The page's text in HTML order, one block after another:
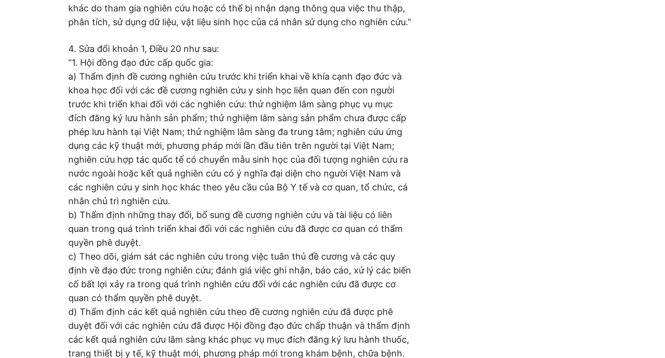
khác do tham gia nghiên cứu hoặc có thể bị nhận dạng thông qua việc thu thập,
phân tích, sử dụng dữ liệu, vật liệu sinh học của cá nhân sử dụng cho nghiên cứu.”
4. Sửa đổi khoản 1, Điều 20 như sau:
“1. Hội đồng đạo đức cấp quốc gia:
a) Thẩm định đề cương nghiên cứu trước khi triển khai về khía cạnh đạo đức và
khoa học đối với các đề cương nghiên cứu y sinh học liên quan đến con người
trước khi triển khai đối với các nghiên cứu: thử nghiệm lâm sàng phục vụ mục
đích đăng ký lưu hành sản phẩm; thử nghiệm lâm sàng sản phẩm chưa được cấp
phép lưu hành tại Việt Nam; thử nghiệm lâm sàng đa trung tâm; nghiên cứu ứng
dụng các kỹ thuật mới, phương pháp mới lần đầu tiên trên người tại Việt Nam;
nghiên cứu hợp tác quốc tế có chuyển mẫu sinh học của đối tượng nghiên cứu ra
nước ngoài hoặc kết quả nghiên cứu có ý nghĩa đại diện cho người Việt Nam và
các nghiên cứu y sinh học khác theo yêu cầu của Bộ Y tế và cơ quan, tổ chức, cá
nhân chủ trì nghiên cứu.
b) Thẩm định những thay đổi, bổ sung đề cương nghiên cứu và tài liệu có liên
quan trong quá trình triển khai đối với các nghiên cứu đã được cơ quan có thẩm
quyền phê duyệt.
c) Theo dõi, giám sát các nghiên cứu trong việc tuân thủ đề cương và các quy
định về đạo đức trong nghiên cứu; đánh giá việc ghi nhận, báo cáo, xử lý các biến
cố bất lợi xảy ra trong quá trình nghiên cứu đối với các nghiên cứu đã được cơ
quan có thẩm quyền phê duyệt.
d) Thẩm định các kết quả nghiên cứu theo đề cương nghiên cứu đã được phê
duyệt đối với các nghiên cứu đã được Hội đồng đạo đức chấp thuận và thẩm định
các kết quả nghiên cứu lâm sàng khác phục vụ mục đích đăng ký lưu hành thuốc,
trang thiết bị y tế, kỹ thuật mới, phương pháp mới trong khám bệnh, chữa bệnh.